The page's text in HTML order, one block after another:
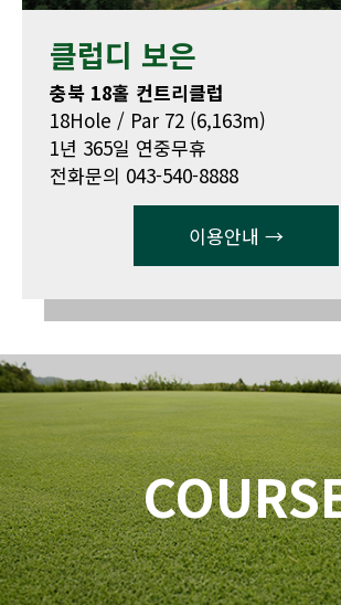
클럽디 보은
충북 18홀 컨트리클럽
18Hole / Par 72 (6,163m)
1년 365일 연중무휴
전화문의 043-540-8888
이용안내 →